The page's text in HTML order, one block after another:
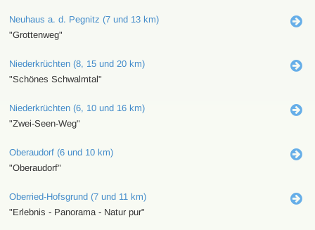
Neuhaus a. d. Pegnitz (7 und 13 km)
"Grottenweg"
Niederkrüchten (8, 15 und 20 km)
"Schönes Schwalmtal"
Niederkrüchten (6, 10 und 16 km)
"Zwei-Seen-Weg"
Oberaudorf (6 und 10 km)
"Oberaudorf"
Oberried-Hofsgrund (7 und 11 km)
"Erlebnis - Panorama - Natur pur"